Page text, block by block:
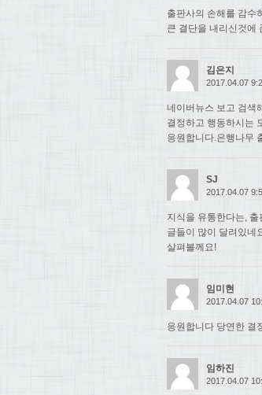
출판사의 손해를 감수
큰 결단을 내리신것에
김은지
2017.04.07
네이버뉴스 보고 검색
결정하고 행동하시는
응원합니다.은행나무
SJ
2017.04.07
지식을 유통한다는,
글들이 많이 달려있네
살펴볼께요!
임미현
2017.04.07
응원합니다 당연한 결
임하진
2017.04.07